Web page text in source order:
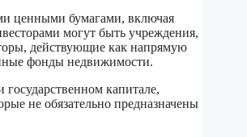
ценными бумагами, включая
могут быть учреждения,
действующие как напрямую
фонды недвижимости.
капитале,
не обязательно предназначены